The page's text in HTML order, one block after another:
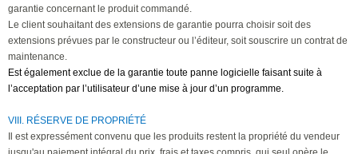
garantie concernant le produit commandé.
Le client souhaitant des extensions de garantie pourra choisir soit des
extensions prévues par le constructeur ou l’éditeur, soit souscrire un contrat de
maintenance.
Est également exclue de la garantie toute panne logicielle faisant suite à
l’acceptation par l’utilisateur d’une mise à jour d’un programme.
VIII. RÉSERVE DE PROPRIÉTÉ
Il est expressément convenu que les produits restent la propriété du vendeur